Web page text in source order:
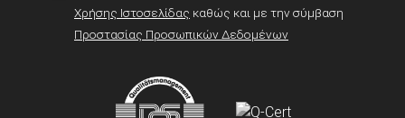
Χρήσης Ιστοσελίδας καθώς και με την σύμβαση
Προστασίας Προσωπικών Δεδομένων